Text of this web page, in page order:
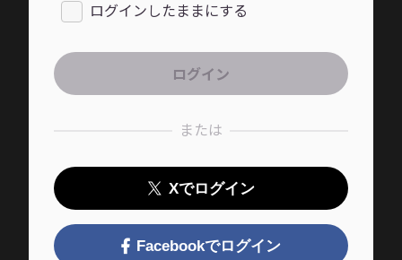
ログインしたままにする
または
Xでログイン
Facebookでログイン